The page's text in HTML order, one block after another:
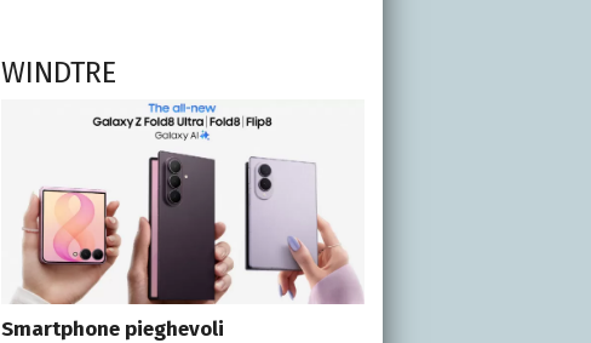
WINDTRE
Smartphone pieghevoli